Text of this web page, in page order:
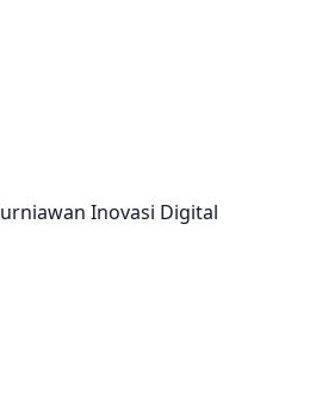
Inovasi Digital